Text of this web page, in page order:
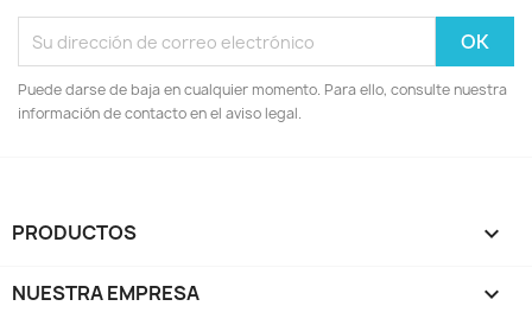
Puede darse de baja en cualquier momento. Para ello, consulte nuestra
información de contacto en el aviso legal.
PRODUCTOS 
NUESTRA EMPRESA 